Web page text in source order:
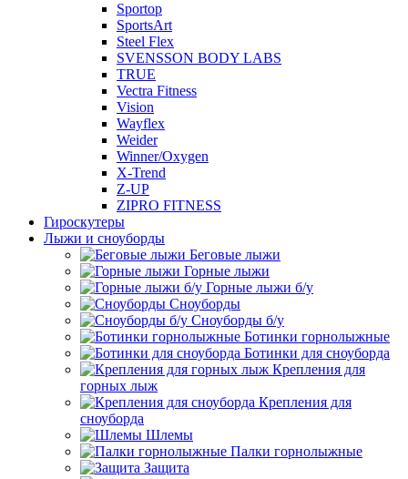
Sportop
SportsArt
Steel Flex
SVENSSON BODY LABS
TRUE
Vectra Fitness
Vision
Wayflex
Weider
Winner/Oxygen
X-Trend
Z-UP
ZIPRO FITNESS
Гироскутеры
Лыжи и сноуборды
Беговые лыжи
Горные лыжи
Горные лыжи б/у
Сноуборды
Сноуборды б/у
Ботинки горнолыжные
Ботинки для сноуборда
Крепления для
горных лыж
Крепления для
сноуборда
Шлемы
Палки горнолыжные
Защита